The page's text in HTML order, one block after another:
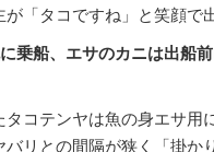
「タコですね」と笑顔で
乗船、エサのカニは出船
コテンヤは魚の身エサ用
バリとの間隔が狭く「掛か